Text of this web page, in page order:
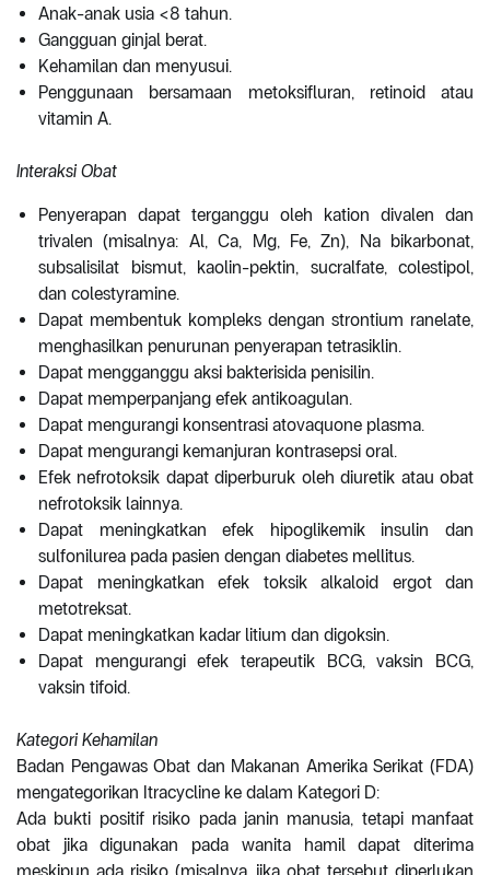
Anak-anak usia <8 tahun.
Gangguan ginjal berat.
Kehamilan dan menyusui.
Penggunaan bersamaan metoksifluran, retinoid atau
vitamin A.
Interaksi Obat
Penyerapan dapat terganggu oleh kation divalen dan
trivalen (misalnya: Al, Ca, Mg, Fe, Zn), Na bikarbonat,
subsalisilat bismut, kaolin-pektin, sucralfate, colestipol,
dan colestyramine.
Dapat membentuk kompleks dengan strontium ranelate,
menghasilkan penurunan penyerapan tetrasiklin.
Dapat mengganggu aksi bakterisida penisilin.
Dapat memperpanjang efek antikoagulan.
Dapat mengurangi konsentrasi atovaquone plasma.
Dapat mengurangi kemanjuran kontrasepsi oral.
Efek nefrotoksik dapat diperburuk oleh diuretik atau obat
nefrotoksik lainnya.
Dapat meningkatkan efek hipoglikemik insulin dan
sulfonilurea pada pasien dengan diabetes mellitus.
Dapat meningkatkan efek toksik alkaloid ergot dan
metotreksat.
Dapat meningkatkan kadar litium dan digoksin.
Dapat mengurangi efek terapeutik BCG, vaksin BCG,
vaksin tifoid.
Kategori Kehamilan
Badan Pengawas Obat dan Makanan Amerika Serikat (FDA)
mengategorikan Itracycline ke dalam Kategori D:
Ada bukti positif risiko pada janin manusia, tetapi manfaat
obat jika digunakan pada wanita hamil dapat diterima